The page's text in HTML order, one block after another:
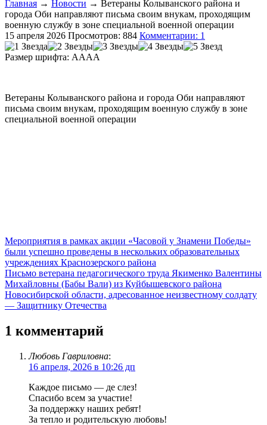
Главная → Новости → Ветераны Колыванского района и
города Оби направляют письма своим внукам, проходящим
военную службу в зоне специальной военной операции
15 апреля 2026 Просмотров: 884 Комментарии: 1
Размер шрифта: AAAA
Ветераны Колыванского района и города Оби направляют
письма своим внукам, проходящим военную службу в зоне
специальной военной операции
Мероприятия в рамках акции «Часовой у Знамени Победы»
были успешно проведены в нескольких образовательных
учреждениях Краснозерского района
Письмо ветерана педагогического труда Якименко Валентины
Михайловны (Бабы Вали) из Куйбышевского района
Новосибирской области, адресованное неизвестному солдату
— Защитнику Отечества
1 комментарий
Любовь Гавриловна:
16 апреля, 2026 в 10:26 дп
Каждое письмо — де слез!
Спасибо всем за участие!
За поддержку наших ребят!
За тепло и родительскую любовь!